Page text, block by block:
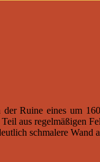
Ruine eines um
aus regelmäßigen
schmalere Wand